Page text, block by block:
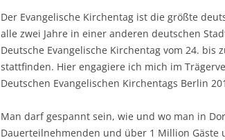
Der Evangelische Kirchentag ist die größte
alle zwei Jahre in einer anderen deutschen
Deutsche Evangelische Kirchentag vom 24.
stattfinden. Hier engagiere ich mich im
Deutschen Evangelischen Kirchentags Berlin
Man darf gespannt sein, wie und wo man in
Dauerteilnehmenden und über 1 Million